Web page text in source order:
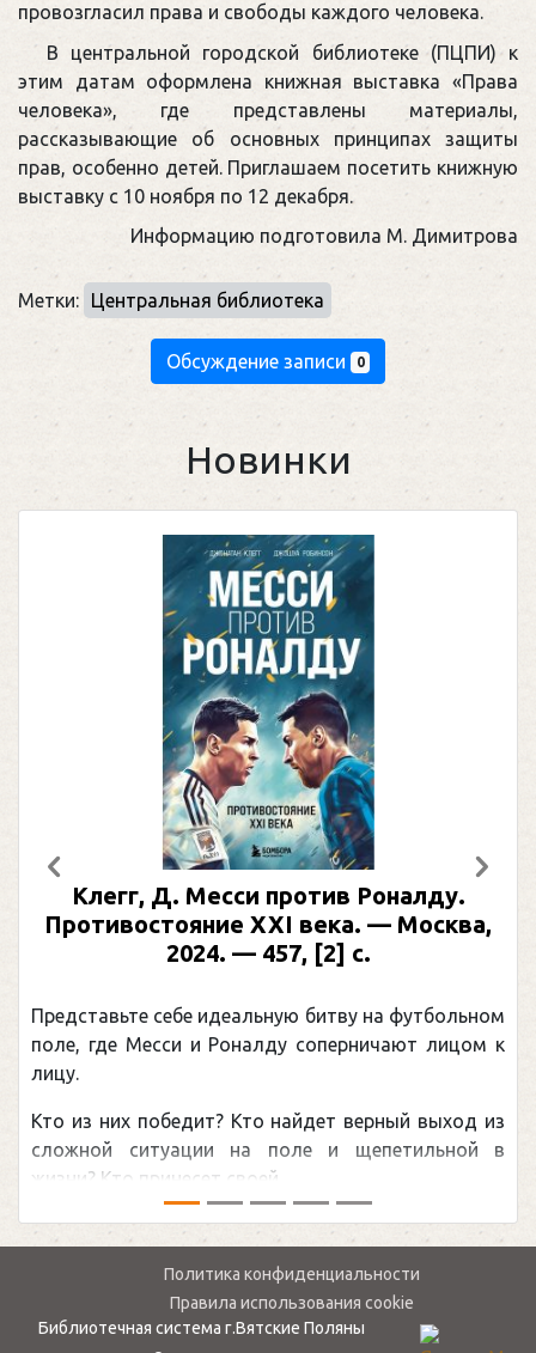
провозгласил права и свободы каждого человека.
В центральной городской библиотеке (ПЦПИ) к
этим датам оформлена книжная выставка «Права
человека», где представлены материалы,
рассказывающие об основных принципах защиты
прав, особенно детей. Приглашаем посетить книжную
выставку с 10 ноября по 12 декабря.
Информацию подготовила М. Димитрова
Метки: Центральная библиотека
Обсуждение записи 0
Новинки
Клегг, Д. Месси против Роналду.
Противостояние XXI века. — Москва,
2024. — 457, [2] с.
Представьте себе идеальную битву на футбольном
поле, где Месси и Роналду соперничают лицом к
лицу.
Кто из них победит? Кто найдет верный выход из
сложной ситуации на поле и щепетильной в
жизни? Кто принесет своей ...
Предыдущий
Политика конфиденциальности
Правила использования cookie
Библиотечная система г.Вятские Поляны